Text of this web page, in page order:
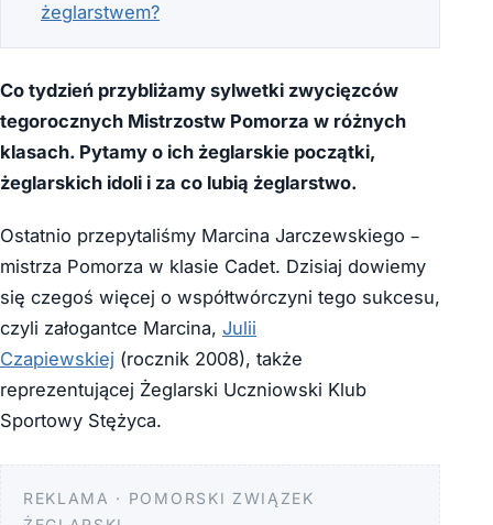
żeglarstwem?
Co tydzień przybliżamy sylwetki zwycięzców
tegorocznych Mistrzostw Pomorza w różnych
klasach. Pytamy o ich żeglarskie początki,
żeglarskich idoli i za co lubią żeglarstwo.
Ostatnio przepytaliśmy Marcina Jarczewskiego –
mistrza Pomorza w klasie Cadet. Dzisiaj dowiemy
się czegoś więcej o współtwórczyni tego sukcesu,
czyli załogantce Marcina, Julii
Czapiewskiej (rocznik 2008), także
reprezentującej Żeglarski Uczniowski Klub
Sportowy Stężyca.
REKLAMA · POMORSKI ZWIĄZEK